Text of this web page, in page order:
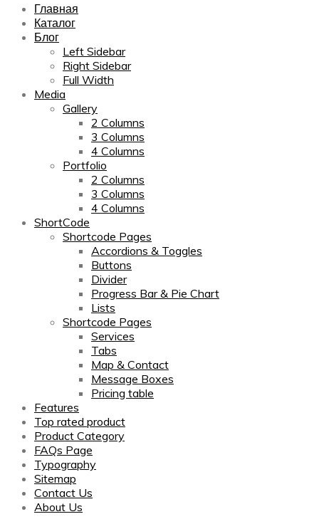
Главная
Каталог
Блог
Left Sidebar
Right Sidebar
Full Width
Media
Gallery
2 Columns
3 Columns
4 Columns
Portfolio
2 Columns
3 Columns
4 Columns
ShortCode
Shortcode Pages
Accordions & Toggles
Buttons
Divider
Progress Bar & Pie Chart
Lists
Shortcode Pages
Services
Tabs
Map & Contact
Message Boxes
Pricing table
Features
Top rated product
Product Category
FAQs Page
Typography
Sitemap
Contact Us
About Us